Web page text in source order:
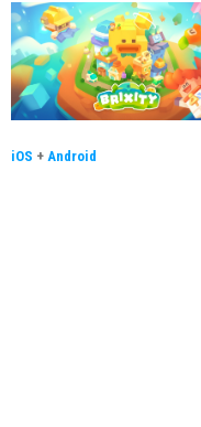
iOS + Android